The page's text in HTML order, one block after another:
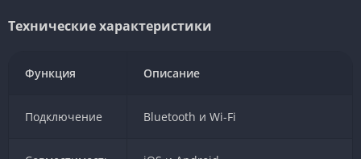
Технические характеристики
Функция Описание
Подключение Bluetooth и Wi-Fi